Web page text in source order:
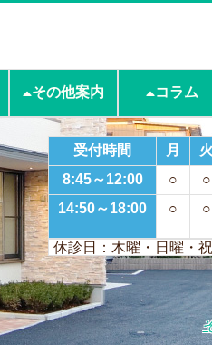
その他案内 コラム
受付時間 月
8:45～12:00
○
○
14:50～18:00
○ ○
休診日：木曜・日曜・